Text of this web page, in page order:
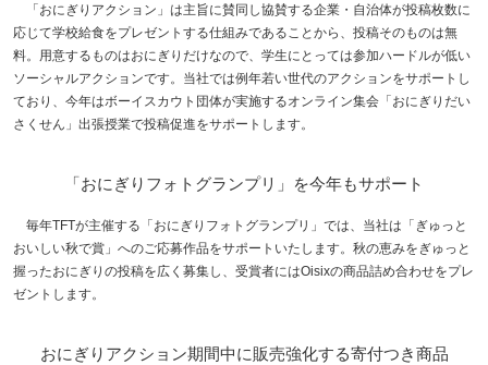
「おにぎりアクション」は主旨に賛同し協賛する企業・自治体が投稿枚数に
応じて学校給食をプレゼントする仕組みであることから、投稿そのものは無
料。用意するものはおにぎりだけなので、学生にとっては参加ハードルが低い
ソーシャルアクションです。当社では例年若い世代のアクションをサポートし
ており、今年はボーイスカウト団体が実施するオンライン集会「おにぎりだい
さくせん」出張授業で投稿促進をサポートします。
「おにぎりフォトグランプリ」を今年もサポート
毎年TFTが主催する「おにぎりフォトグランプリ」では、当社は「ぎゅっと
おいしい秋で賞」へのご応募作品をサポートいたします。秋の恵みをぎゅっと
握ったおにぎりの投稿を広く募集し、受賞者にはOisixの商品詰め合わせをプレ
ゼントします。
おにぎりアクション期間中に販売強化する寄付つき商品